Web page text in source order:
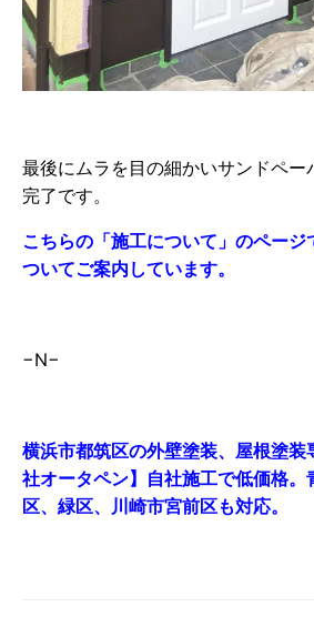
最後にムラを目の細かいサンドペー
完了です。
こちらの「施工について」のページ
ついてご案内しています。
−N−
横浜市都筑区の外壁塗装、屋根塗装
社オータペン】自社施工で低価格。
区、緑区、川崎市宮前区も対応。